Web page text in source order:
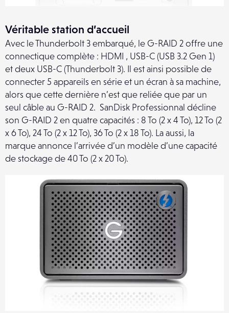
Véritable station d’accueil
Avec le Thunderbolt 3 embarqué, le G-RAID 2 offre une
connectique complète : HDMI , USB-C (USB 3.2 Gen 1)
et deux USB-C (Thunderbolt 3). Il est ainsi possible de
connecter 5 appareils en série et un écran à sa machine,
alors que cette dernière n’est que reliée que par un
seul câble au G-RAID 2. SanDisk Professionnal décline
son G-RAID 2 en quatre capacités : 8 To (2 x 4 To), 12 To (2
x 6 To), 24 To (2 x 12 To), 36 To (2 x 18 To). La aussi, la
marque annonce l’arrivée d’un modèle d’une capacité
de stockage de 40 To (2 x 20 To).